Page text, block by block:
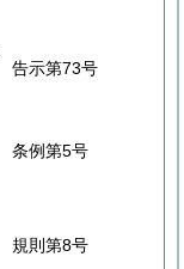
告示第73号
条例第5号
規則第8号